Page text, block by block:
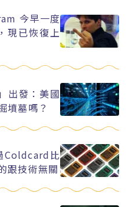
今早一度
現已恢復上
出發：美國
墳墓嗎？
Coldcard比
跟技術無關